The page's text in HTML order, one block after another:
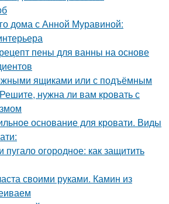
дома с Анной Муравиной:
пены для ванны на основе
ящиками или с подъёмным
нужна ли вам кровать с
основание для кровати. Виды
пугало огородное: как защитить
своими руками. Камин из